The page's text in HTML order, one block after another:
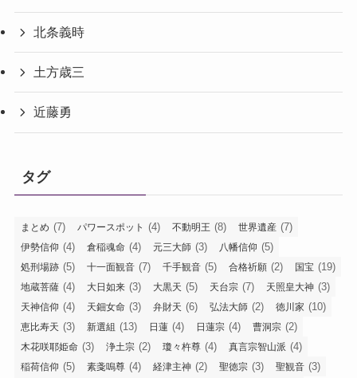
北条義時
土方歳三
近藤勇
タグ
まとめ (7) パワースポット (4) 不動明王 (8) 世界遺産 (7)
伊勢信仰 (4) 倉稲魂命 (4) 元三大師 (3) 八幡信仰 (5)
処刑場跡 (5) 十一面観音 (7) 千手観音 (5) 合格祈願 (2) 国宝 (19)
地蔵菩薩 (4) 大日如来 (3) 大黒天 (5) 天台宗 (7) 天照皇大神 (3)
天神信仰 (4) 天鈿女命 (3) 弁財天 (6) 弘法大師 (2) 徳川家 (10)
恵比寿天 (3) 新選組 (13) 日蓮 (4) 日蓮宗 (4) 曹洞宗 (2)
木花咲耶姫命 (3) 浄土宗 (2) 瓊々杵尊 (4) 真言宗智山派 (4)
稲荷信仰 (5) 素戔嗚尊 (4) 経津主神 (2) 聖徳宗 (3) 聖観音 (3)